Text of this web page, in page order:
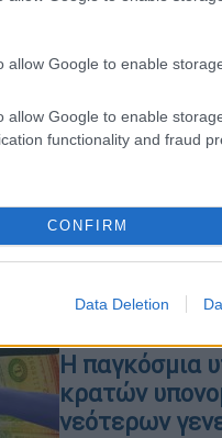
allow Google to enable
allow Google to enable
functionality and fraud
CONFIRM
Data Deletion
Το μέλλον του
πιο γρήγορα
την Α.
συνεργάτιδα
Η παγκόσμια
κρατών
νεότερων